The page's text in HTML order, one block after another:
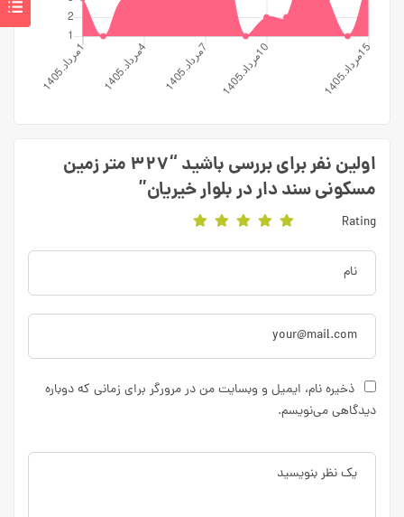
اولین نفر برای بررسی باشید “۳۲۷ متر زمین
مسکونی سند دار در بلوار خیریان”
Rating
ذخیره نام، ایمیل و وبسایت من در مرورگر برای زمانی که دوباره
دیدگاهی می‌نویسم.